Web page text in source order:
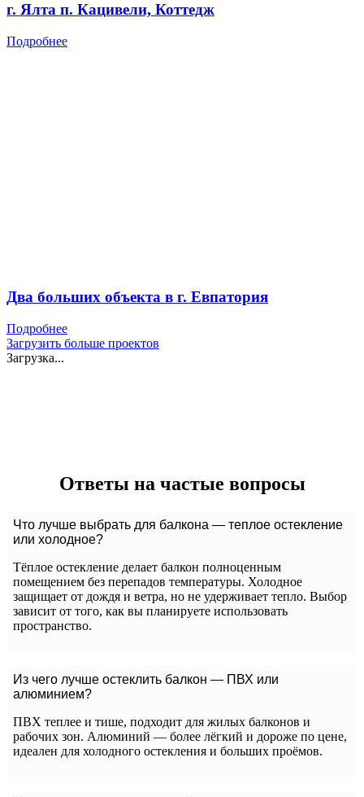
г. Ялта п. Кацивели, Коттедж
Подробнее
Два больших объекта в г. Евпатория
Подробнее
Загрузить больше проектов
Загрузка...
Ответы на частые вопросы
Что лучше выбрать для балкона — теплое остекление
или холодное?
Тёплое остекление делает балкон полноценным
помещением без перепадов температуры. Холодное
защищает от дождя и ветра, но не удерживает тепло. Выбор
зависит от того, как вы планируете использовать
пространство.
Из чего лучше остеклить балкон — ПВХ или
алюминием?
ПВХ теплее и тише, подходит для жилых балконов и
рабочих зон. Алюминий — более лёгкий и дороже по цене,
идеален для холодного остекления и больших проёмов.